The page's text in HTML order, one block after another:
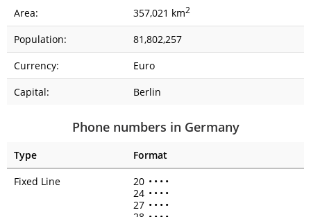
Area:
357,021 km2
Population:
81,802,257
Currency:
Euro
Capital:
Berlin
Phone numbers in Germany
Type
Format
Fixed Line
20 • • • •
24 • • • •
27 • • • •